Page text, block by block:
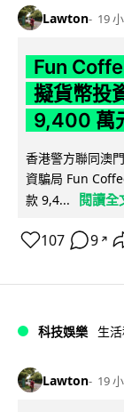
Lawton 19
Fun
擬貨幣投
9,400 萬
香港警方聯同澳
資騙局 Fun
款 9,4...
閱讀全
107 9 ↗
科技娛樂 生
Lawton 19